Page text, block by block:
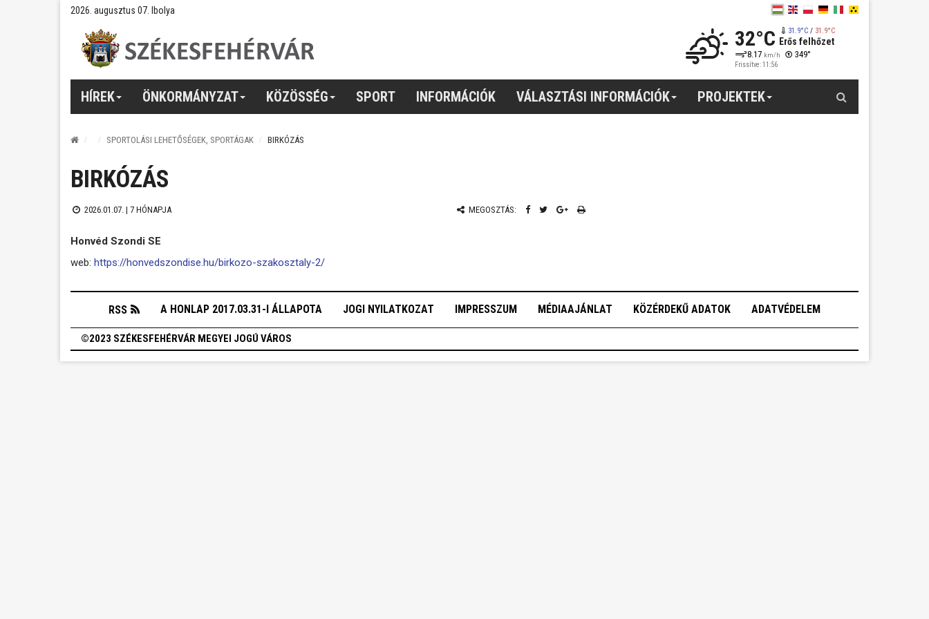
2026. augusztus 07. Ibolya
32°C 31.9°C/ 31.9°C
Erős felhőzet
8.17 km/h 349°
Frissítve: 11:56
HÍREK ÖNKORMÁNYZAT KÖZÖSSÉG SPORT INFORMÁCIÓK VÁLASZTÁSI INFORMÁCIÓK PROJEKTEK
SPORTOLÁSI LEHETŐSÉGEK, SPORTÁGAK BIRKÓZÁS
BIRKÓZÁS
2026.01.07. | 7 HÓNAPJA MEGOSZTÁS:
Honvéd Szondi SE
web: https://honvedszondise.hu/birkozo-szakosztaly-2/
RSS A HONLAP 2017.03.31-I ÁLLAPOTA JOGI NYILATKOZAT IMPRESSZUM MÉDIAAJÁNLAT KÖZÉRDEKŰ ADATOK ADATVÉDELEM
©2023 SZÉKESFEHÉRVÁR MEGYEI JOGÚ VÁROS